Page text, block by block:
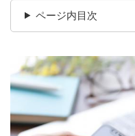
ページ内目次